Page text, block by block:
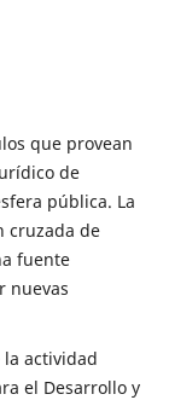
que provean
de
pública. La
cruzada de
fuente
nuevas
la actividad
el Desarrollo y